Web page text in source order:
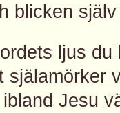
blicken
ljus du
själamörker
Jesu